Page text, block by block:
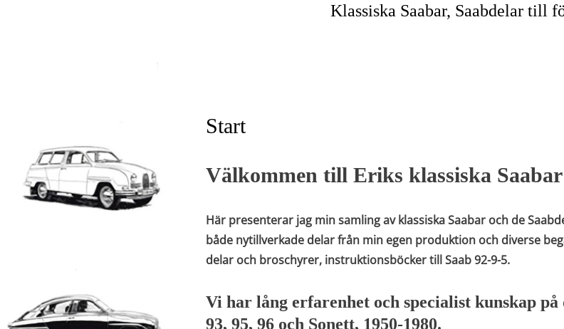
Klassiska Saabar, Saabdelar till
Start
Välkommen till Eriks klassiska Saabar
Här presenterar jag min samling av klassiska Saabar och de
både nytillverkade delar från min egen produktion och diverse
delar och broschyrer, instruktionsböcker till Saab 92-9-5.
Vi har lång erfarenhet och specialist kunskap på
93, 95, 96 och Sonett, 1950-1980.